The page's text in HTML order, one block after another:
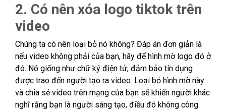
2. Có nên xóa logo tiktok trên
video
Chúng ta có nên loại bỏ nó không? Đáp án đơn giản là
nếu video không phải của bạn, hãy để hình mờ logo đó ở
đó. Nó giống như chữ ký điện tử, đảm bảo tín dụng
được trao đến người tạo ra video. Loại bỏ hình mờ này
và chia sẻ video trên mạng của bạn sẽ khiến người khác
nghĩ rằng bạn là người sáng tạo, điều đó không công